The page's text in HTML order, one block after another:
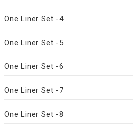
One Liner Set -4
One Liner Set -5
One Liner Set -6
One Liner Set -7
One Liner Set -8